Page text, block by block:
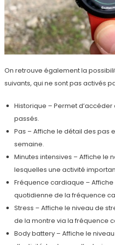
On retrouve également la
suivants, qui ne sont pas activés
Historique – Permet
passés.
Pas – Affiche le détail des pas
semaine.
Minutes intensives – Affiche le
lesquelles une activité
Fréquence cardiaque –
quotidienne de la fréquence
Stress – Affiche le niveau de
de la montre via la fréquence
Body battery – Affiche le